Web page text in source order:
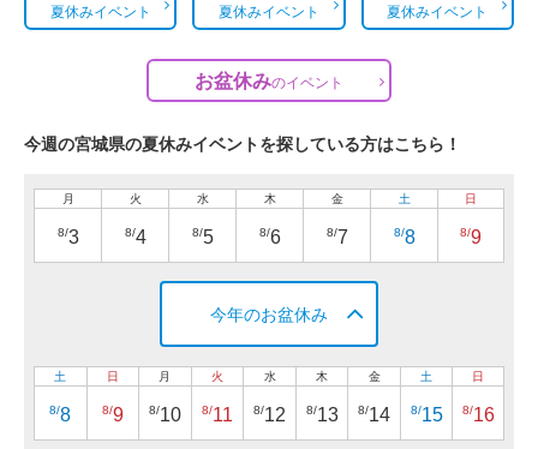
夏休みイベント
夏休みイベント
夏休みイベント
お盆休みのイベント
今週の宮城県の夏休みイベントを探している方はこちら！
月
8/3
火
8/4
水
8/5
木
8/6
金
8/7
土
8/8
日
8/9
今年のお盆休み
土
8/8
日
8/9
月
8/10
火
8/11
水
8/12
木
8/13
金
8/14
土
8/15
日
8/16